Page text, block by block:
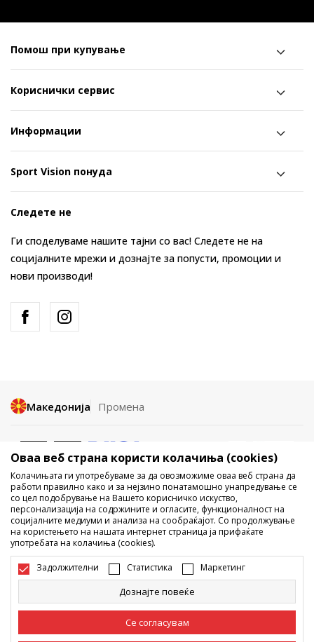
Помош при купување
Кориснички сервис
Информации
Sport Vision понуда
Следете не
Ги споделуваме нашите тајни со вас! Следете не на
социјалните мрежи и дознајте за попусти, промоции и
нови производи!
Македонија Промена
Не е дозволено превземање или користење на содржината од
интернет страните на Sport Vision, делумно или целосно a се
однесува на логоа, трговски марки, комерцијални содржини, ниту
истите да се отстапуваат на трети лица, јавно да се објавуваат или да
се користат за било какви цели, без писмена согласност од БДС.МК
ДООЕЛ.
Настојуваме да бидеме што попрецизни во описот на производот,
фотографијата и самата цена, но не можеме да гарантираме дака
сите информации се комплетни и без грешка. Сите прикажани
дека мораат да се достапни во секој момент. Достапноста на
Оваа веб страна користи колачиња (cookies)
Колачињата ги употребуваме за да овозможиме оваа веб страна да
работи правилно како и за нејзино понатамошно унапредување се
со цел подобрување на Вашето корисничко искуство,
персонализација на содржините и огласите, функционалност на
социјалните медиуми и анализа на сообраќајот. Со продолжување
на користењето на нашата интернет страница ја прифаќате
употребата на колачиња (cookies).
Задолжителни Статистика Маркетинг
Дознајте повеќе
Се согласувам